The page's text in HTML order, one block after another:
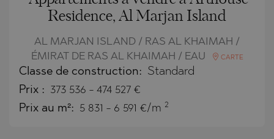
Residence, Al Marjan Island
AL MARJAN ISLAND / RAS AL KHAIMAH /
ÉMIRAT DE RAS AL KHAIMAH / EAU
CARTE
Classe de construction: Standard
Prix : 373 536 - 474 527 €
Prix au m²: 5 831 - 6 591 €/m 2